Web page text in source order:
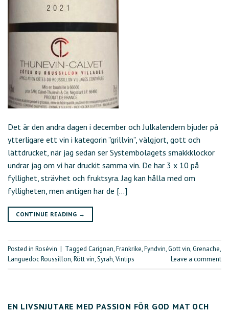
Det är den andra dagen i december och Julkalendern bjuder på
ytterligare ett vin i kategorin ”grillvin”, välgjort, gott och
lättdrucket, när jag sedan ser Systembolagets smakkklockor
undrar jag om vi har druckit samma vin. De har 3 x 10 på
fyllighet, strävhet och fruktsyra. Jag kan hålla med om
fylligheten, men antigen har de […]
CONTINUE READING →
Posted in Rosévin | Tagged Carignan,Frankrike,Fyndvin,Gott vin,Grenache,
Languedoc Roussillon,Rött vin,Syrah,Vintips Leave a comment
EN LIVSNJUTARE MED PASSION FÖR GOD MAT OCH